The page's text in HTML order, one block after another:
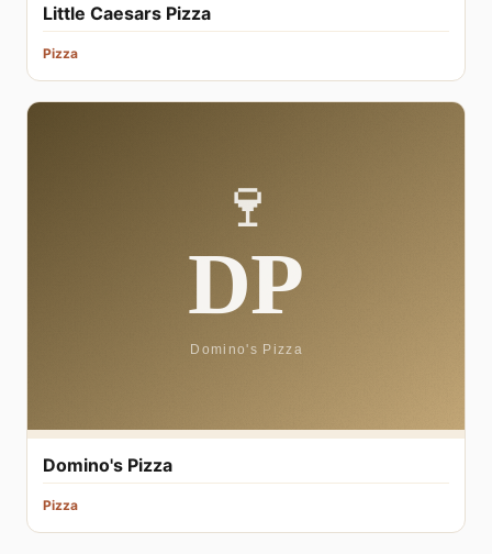
Little Caesars Pizza
Pizza
Domino's Pizza
Pizza